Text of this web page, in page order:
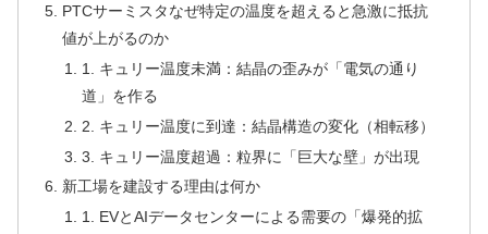
PTCサーミスタなぜ特定の温度を超えると急激に抵抗
値が上がるのか
1. キュリー温度未満：結晶の歪みが「電気の通り
道」を作る
2. キュリー温度に到達：結晶構造の変化（相転移）
3. キュリー温度超過：粒界に「巨大な壁」が出現
新工場を建設する理由は何か
1. EVとAIデータセンターによる需要の「爆発的拡